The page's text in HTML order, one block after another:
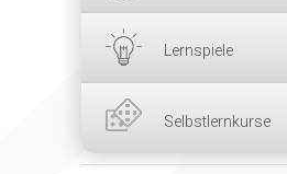
Lernspiele
Selbstlernkurse